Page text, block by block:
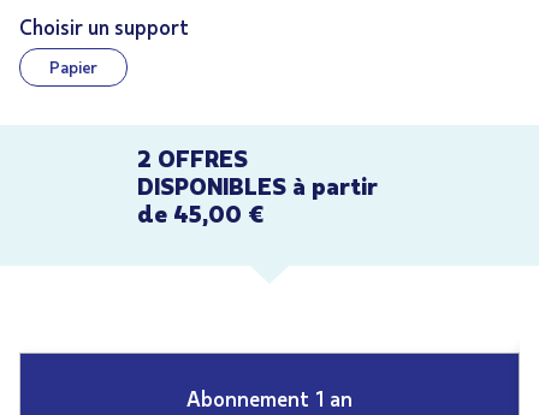
gallery
Choisir un support
Papier
2 OFFRES
DISPONIBLES à partir
de 45,00 €
Abonnement 1 an